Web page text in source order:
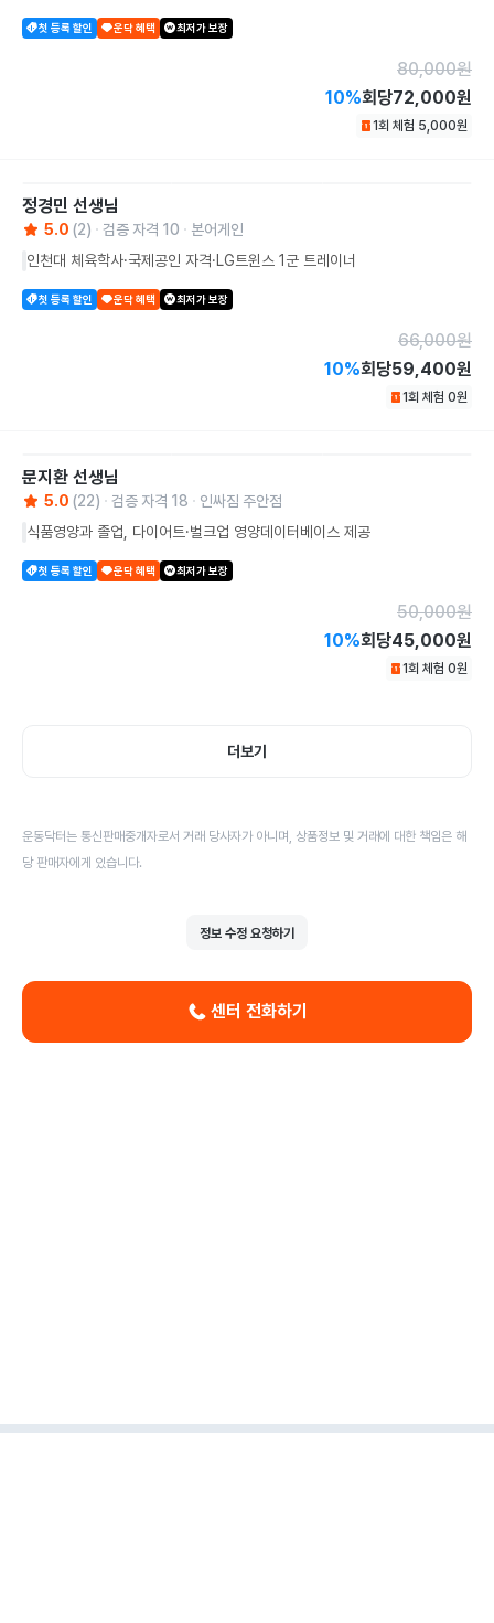
첫 등록 할인 운닥 혜택 최저가 보장
80,000원
10%회당72,000원
1회 체험 5,000원
정경민 선생님
5.0 (2) 검증 자격 10
본어게인
인천대 체육학사·국제공인 자격·LG트윈스 1군 트레이너
첫 등록 할인 운닥 혜택 최저가 보장
66,000원
10%회당59,400원
1회 체험 0원
문지환 선생님
5.0 (22) 검증 자격 18
인싸짐 주안점
식품영양과 졸업, 다이어트·벌크업 영양데이터베이스 제공
첫 등록 할인 운닥 혜택 최저가 보장
50,000원
10%회당45,000원
1회 체험 0원
더보기
운동닥터는 통신판매중개자로서 거래 당사자가 아니며, 상품정보 및 거래에 대한 책임은 해
당 판매자에게 있습니다.
정보 수정 요청하기
센터 전화하기